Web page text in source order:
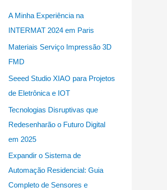
A Minha Experiência na
INTERMAT 2024 em Paris
Materiais Serviço Impressão 3D
FMD
Seeed Studio XIAO para Projetos
de Eletrônica e IOT
Tecnologias Disruptivas que
Redesenharão o Futuro Digital
em 2025
Expandir o Sistema de
Automação Residencial: Guia
Completo de Sensores e